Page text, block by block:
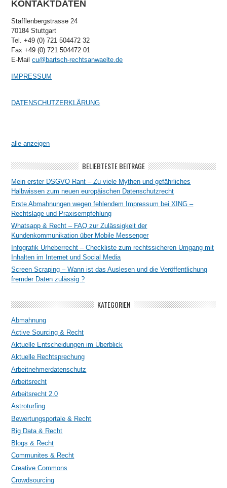
KONTAKTDATEN
Stafflenbergstrasse 24
70184 Stuttgart
Tel. +49 (0) 721 504472 32
Fax +49 (0) 721 504472 01
E-Mailcu@bartsch-rechtsanwaelte.de
IMPRESSUM
DATENSCHUTZERKLÄRUNG
alle anzeigen
BELIEBTESTE BEITRÄGE
Mein erster DSGVO Rant – Zu viele Mythen und gefährliches
Halbwissen zum neuen europäischen Datenschutzrecht
Erste Abmahnungen wegen fehlendem Impressum bei XING –
Rechtslage und Praxisempfehlung
Whatsapp & Recht – FAQ zur Zulässigkeit der
Kundenkommunikation über Mobile Messenger
Infografik Urheberrecht – Checkliste zum rechtssicheren Umgang mit
Inhalten im Internet und Social Media
Screen Scraping – Wann ist das Auslesen und die Veröffentlichung
fremder Daten zulässig ?
KATEGORIEN
Abmahnung
Active Sourcing & Recht
Aktuelle Entscheidungen im Überblick
Aktuelle Rechtsprechung
Arbeitnehmerdatenschutz
Arbeitsrecht
Arbeitsrecht 2.0
Astroturfing
Bewertungsportale & Recht
Big Data & Recht
Blogs & Recht
Communites & Recht
Creative Commons
Crowdsourcing